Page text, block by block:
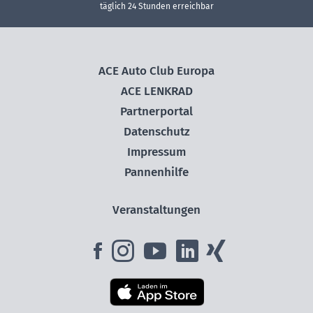
täglich 24 Stunden erreichbar
ACE Auto Club Europa
ACE LENKRAD
Partnerportal
Datenschutz
Impressum
Pannenhilfe
Veranstaltungen